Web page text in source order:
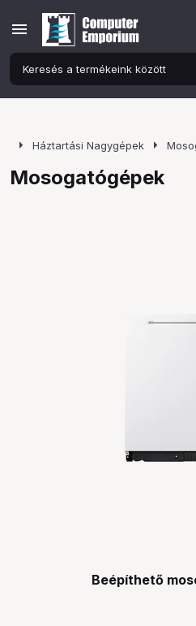
menu
arrow_right Háztartási Nagygépek arrow_right
Mosogatógépek
Beépíthető